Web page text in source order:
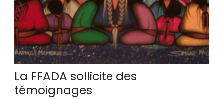
La FFADA sollicite des
témoignages